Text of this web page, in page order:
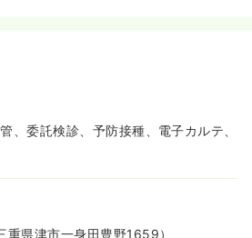
、委託検診、予防接種、電子カルテ、
県津市一身田豊野1659）